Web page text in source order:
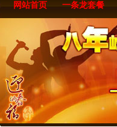
网站首页 一条龙套餐